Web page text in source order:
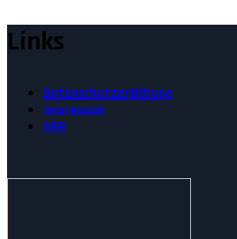
Links
Datenschutzerklärung
Impressum
AGB